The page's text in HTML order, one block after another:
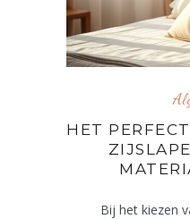
HET
Bij het kiezen